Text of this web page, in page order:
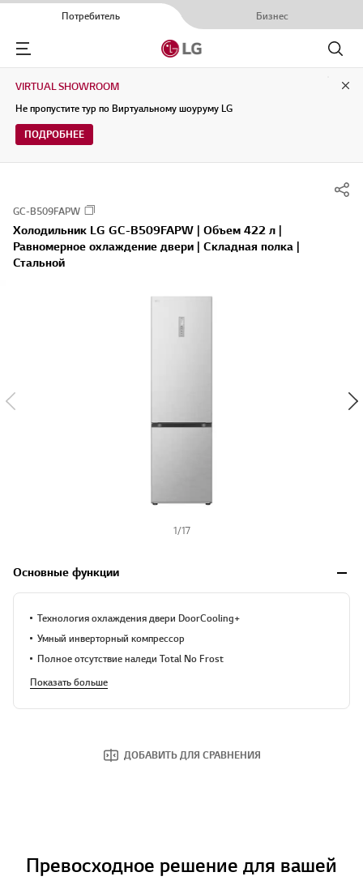
Потребитель Бизнес
Menu
Поиск
VIRTUAL SHOWROOM
Не пропустите тур по Виртуальному шоуруму LG
ПОДРОБНЕЕ
GC-B509FAPW
Холодильник LG GC-B509FAPW | Объем 422 л |
Равномерное охлаждение двери | Складная полка |
Стальной
1/17
Основные функции
Технология охлаждения двери DoorCooling+
Умный инверторный компрессор
Полное отсутствие наледи Total No Frost
Показать больше
ДОБАВИТЬ ДЛЯ СРАВНЕНИЯ
Превосходное решение для вашей